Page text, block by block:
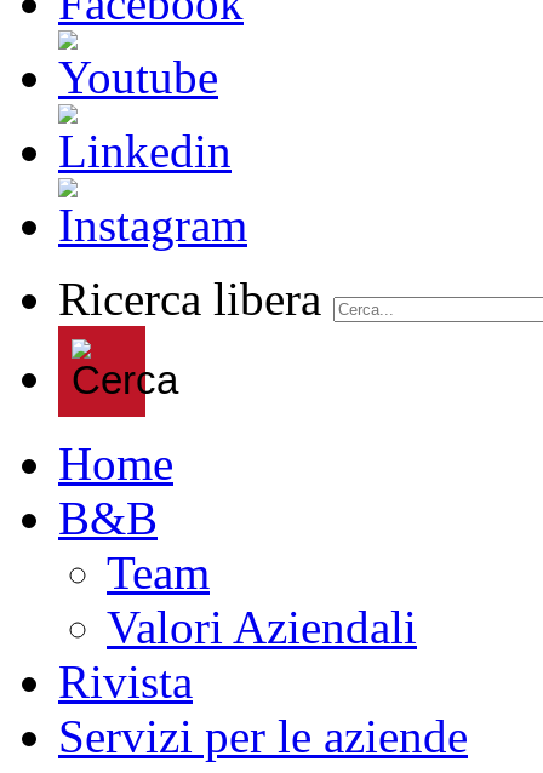
Ricerca libera
Home
B&B
Team
Valori Aziendali
Rivista
Servizi per le aziende